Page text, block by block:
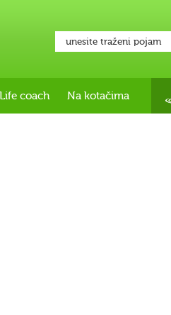
Life coach Na kotačima